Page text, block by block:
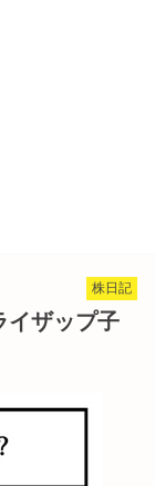
株日記
イザップ子